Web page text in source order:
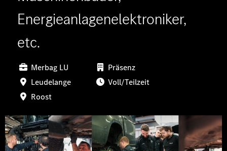
Energieanlagenelektroniker,
etc.
Merbag LU
Leudelange
Roost
Präsenz
Voll/Teilzeit